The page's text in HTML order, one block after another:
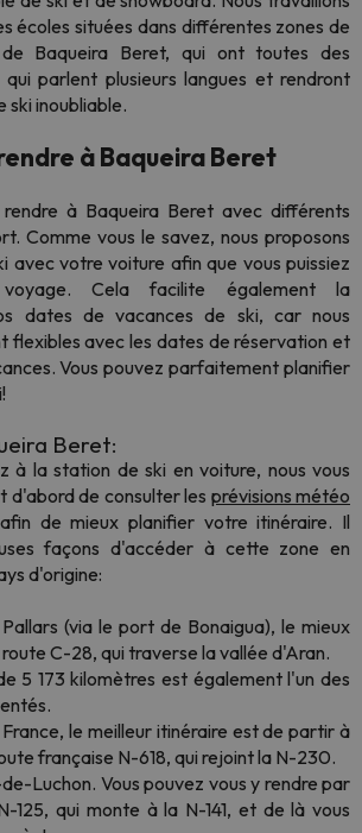
écoles situées dans différentes zones de
Baqueira Beret, qui ont toutes des
parlent plusieurs langues et rendront
ski inoubliable.
à Baqueira Beret
à Baqueira Beret avec différents
Comme vous le savez, nous proposons
avec votre voiture afin que vous puissiez
Cela facilite également la
dates de vacances de ski, car nous
flexibles avec les dates de réservation et
Vous pouvez parfaitement planifier
Beret:
à la station de ski en voiture, nous vous
d'abord de consulter les prévisions météo
afin de mieux planifier votre itinéraire. Il
façons d'accéder à cette zone en
d'origine:
(via le port de Bonaigua), le mieux
C-28, qui traverse la vallée d'Aran.
5 173 kilomètres est également l'un des
le meilleur itinéraire est de partir à
française N-618, qui rejoint la N-230.
Luchon. Vous pouvez vous y rendre par
125, qui monte à la N-141, et de là vous